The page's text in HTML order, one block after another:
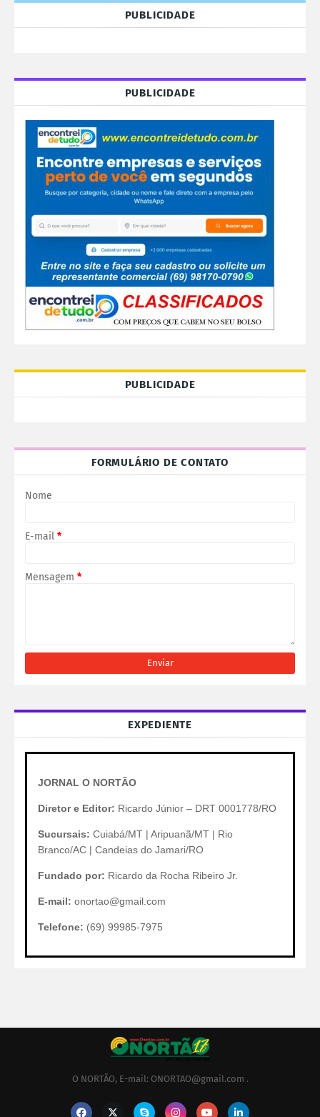
PUBLICIDADE
PUBLICIDADE
PUBLICIDADE
FORMULÁRIO DE CONTATO
Nome
E-mail *
Mensagem *
EXPEDIENTE
JORNAL O NORTÃO
Diretor e Editor: Ricardo Júnior – DRT 0001778/RO
Sucursais: Cuiabá/MT | Aripuanã/MT | Rio
Branco/AC | Candeias do Jamari/RO
Fundado por: Ricardo da Rocha Ribeiro Jr.
E-mail: onortao@gmail.com
Telefone: (69) 99985-7975
O NORTÃO, E-mail: ONORTAO@gmail.com .